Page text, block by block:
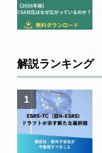
解説ランキング
1